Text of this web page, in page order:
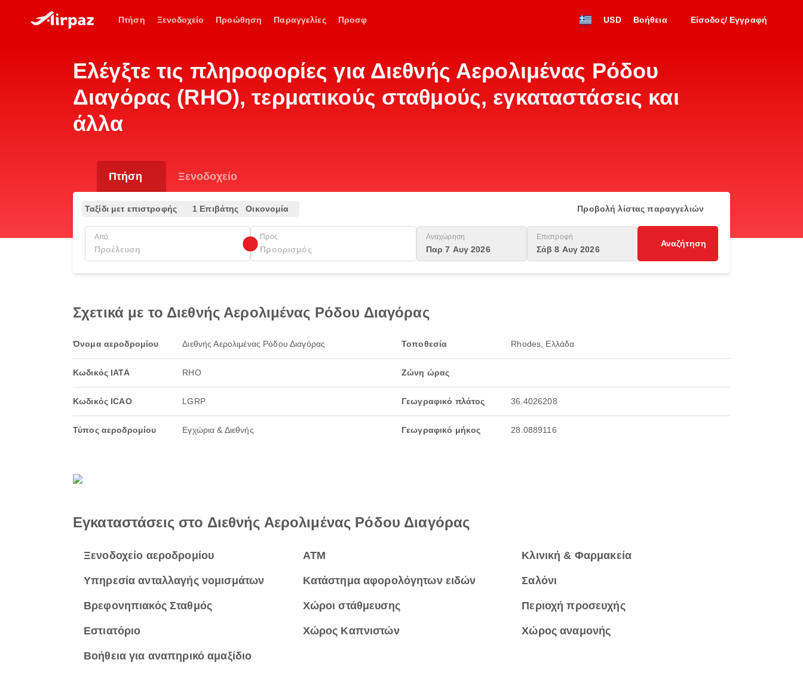
Πτήση Ξενοδοχείο Προώθηση Παραγγελίες Προσφ USD Βοήθεια Είσοδος/ Εγγραφή
Ελέγξτε τις πληροφορίες για Διεθνής Αερολιμένας Ρόδου
Διαγόρας (RHO), τερματικούς σταθμούς, εγκαταστάσεις και
άλλα
Πτήση Ξενοδοχείο
Ταξίδι μετ επιστροφής 1 Επιβάτης Οικονομία Προβολή λίστας παραγγελιών
Από Προς Αναχώρηση
Παρ 7 Αυγ 2026
Επιστροφή
Σάβ 8 Αυγ 2026
Αναζήτηση
Σχετικά με το Διεθνής Αερολιμένας Ρόδου Διαγόρας
Όνομα αεροδρομίου Διεθνής Αερολιμένας Ρόδου Διαγόρας
Κωδικός IATA RHO
Κωδικός ICAO LGRP
Τύπος αεροδρομίου Εγχώρια & Διεθνής
Τοποθεσία Rhodes, Ελλάδα
Ζώνη ώρας
Γεωγραφικό πλάτος 36.4026208
Γεωγραφικό μήκος 28.0889116
Εγκαταστάσεις στο Διεθνής Αερολιμένας Ρόδου Διαγόρας
Ξενοδοχείο αεροδρομίου ΑΤΜ Κλινική & Φαρμακεία
Υπηρεσία ανταλλαγής νομισμάτων Κατάστημα αφορολόγητων ειδών Σαλόνι
Βρεφονηπιακός Σταθμός Χώροι στάθμευσης Περιοχή προσευχής
Εστιατόριο Χώρος Καπνιστών Χώρος αναμονής
Βοήθεια για αναπηρικό αμαξίδιο